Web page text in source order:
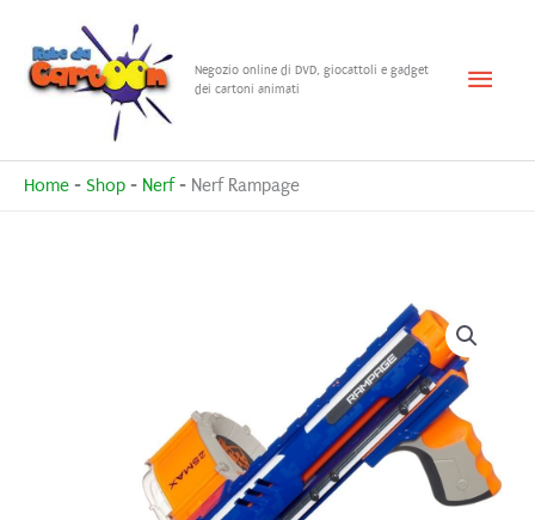
contenuto
Negozio online di DVD, giocattoli e gadget
dei cartoni animati
Menu
Home - Shop - Nerf - Nerf Rampage